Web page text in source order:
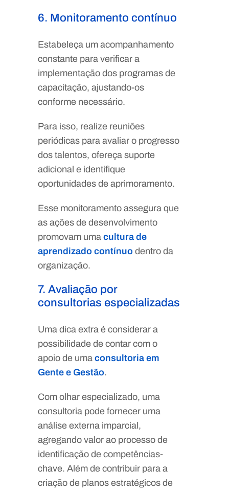
6. Monitoramento contínuo
Estabeleça um acompanhamento
constante para verificar a
implementação dos programas de
capacitação, ajustando-os
conforme necessário.
Para isso, realize reuniões
periódicas para avaliar o progresso
dos talentos, ofereça suporte
adicional e identifique
oportunidades de aprimoramento.
Esse monitoramento assegura que
as ações de desenvolvimento
promovam uma cultura de
aprendizado contínuo dentro da
organização.
7. Avaliação por
consultorias especializadas
Uma dica extra é considerar a
possibilidade de contar com o
apoio de uma consultoria em
Gente e Gestão.
Com olhar especializado, uma
consultoria pode fornecer uma
análise externa imparcial,
agregando valor ao processo de
identificação de competências-
chave. Além de contribuir para a
criação de planos estratégicos de